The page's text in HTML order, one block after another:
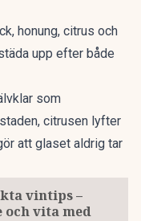
honung, citrus och
upp efter både
som
citrusen lyfter
att glaset aldrig tar
vintips –
och vita med